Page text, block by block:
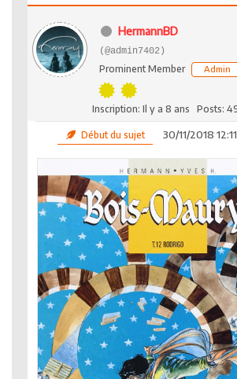
HermannBD
(@admin7402)
Prominent Member Admin
Inscription: Il y a 8 ans Posts:
Début du sujet 30/11/2018